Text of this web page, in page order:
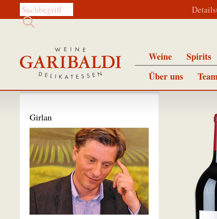
Diese Website durchsuchen:
Weine
Spirits
Über uns
Girlan